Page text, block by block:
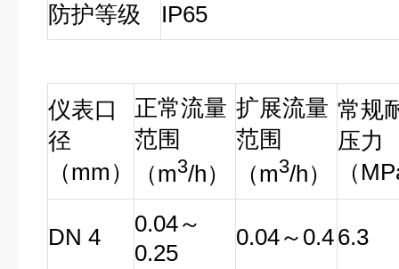
防护等级
IP65
仪表口
径
（mm）
正常流量
范围
（m3/h）
扩展流量
范围
（m3/h）
常规
压力
（
DN 4
0.04～
0.25
0.04～0.46.3